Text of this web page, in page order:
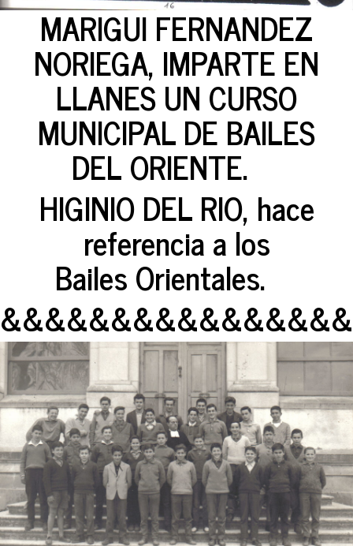
MARIGUI FERNANDEZ
NORIEGA, IMPARTE EN
LLANES UN CURSO
MUNICIPAL DE BAILES
DEL ORIENTE.
HIGINIO DEL RIO, hace
referencia a los
Bailes Orientales.